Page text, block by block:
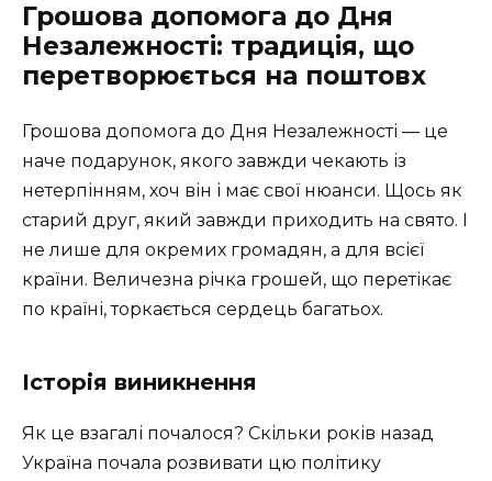
Грошова допомога до Дня
Незалежності: традиція, що
перетворюється на поштовх
Грошова допомога до Дня Незалежності — це
наче подарунок, якого завжди чекають із
нетерпінням, хоч він і має свої нюанси. Щось як
старий друг, який завжди приходить на свято. І
не лише для окремих громадян, а для всієї
країни. Величезна річка грошей, що перетікає
по країні, торкається сердець багатьох.
Історія виникнення
Як це взагалі почалося? Скільки років назад
Україна почала розвивати цю політику